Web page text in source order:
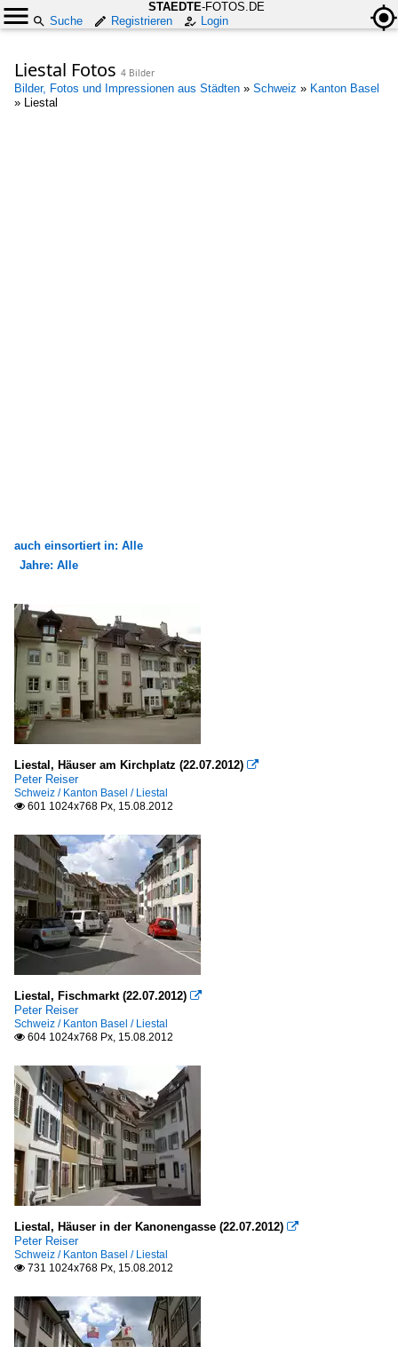
STAEDTE-FOTOS.DE
Suche
Registrieren Login
Liestal Fotos 4 Bilder
Bilder, Fotos und Impressionen aus Städten » Schweiz » Kanton Basel
» Liestal
auch einsortiert in: Alle
Jahre: Alle
Alle Jahre
2010
2012
Liestal, Häuser am Kirchplatz (22.07.2012) 
Peter Reiser
Schweiz / Kanton Basel / Liestal
 601 1024x768 Px, 15.08.2012
Liestal, Fischmarkt (22.07.2012) 
Peter Reiser
Schweiz / Kanton Basel / Liestal
 604 1024x768 Px, 15.08.2012
Liestal, Häuser in der Kanonengasse (22.07.2012) 
Peter Reiser
Schweiz / Kanton Basel / Liestal
 731 1024x768 Px, 15.08.2012